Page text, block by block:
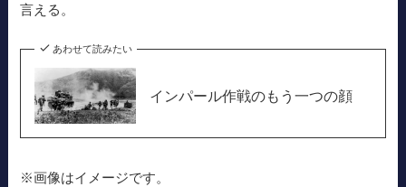
言える。
あわせて読みたい
インパール作戦のもう一つの顔
※画像はイメージです。